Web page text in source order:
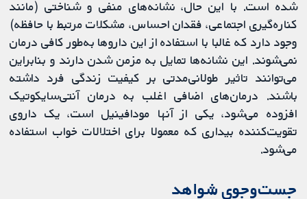
شده است. با این حال، نشانه‌های منفی و شناختی (مانند
کناره‌گیری اجتماعی، فقدان احساس، مشکلات مرتبط با حافظه)
وجود دارد که غالبا با استفاده از این داروها به‌طور کافی درمان
نمی‌شوند. این نشانه‌ها تمایل به مزمن شدن دارند و بنابراین
می‌توانند تاثیر طولانی‌مدتی بر کیفیت زندگی فرد داشته
باشند. درمان‌های اضافی اغلب به درمان آنتی‌سایکوتیک
افزوده می‌شود، یکی از آنها مودافینیل است، یک داروی
تقویت‌کننده بیداری که معمولا برای اختلالات خواب استفاده
می‌شود.
جست‌وجوی شواهد